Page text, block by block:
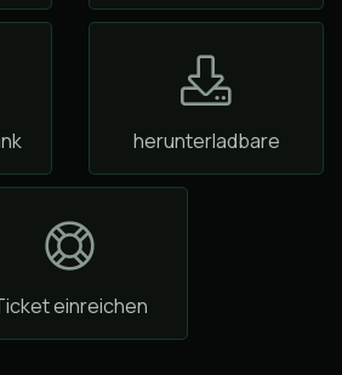
herunterladbare
einreichen